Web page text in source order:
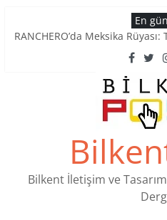
to
En
RANCHERO’da Meksika
Ankara’nın Ruhunu Notalarda
Pullardaki tarih: PTT Pul Müzesi
Stamp Collectors Unite: Places
Tatlı Konuşalım: Ankara’nın 4
Bilkent İletişim ve